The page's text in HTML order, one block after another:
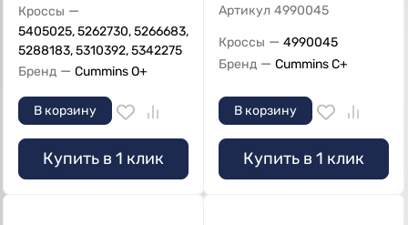
Кроссы —
5405025, 5262730, 5266683,
5288183, 5310392, 5342275
Бренд — Cummins O+
В корзину
Купить в 1 клик
Артикул 4990045
Кроссы — 4990045
Бренд — Cummins C+
В корзину
Купить в 1 клик